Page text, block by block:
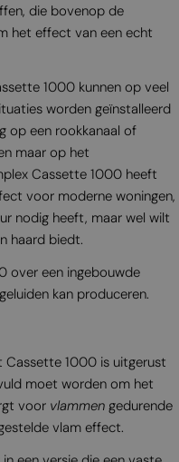
die bovenop de
het effect van een echt
1000 kunnen op veel
worden geïnstalleerd
op een rookkanaal of
maar op het
Cassette 1000 heeft
voor moderne woningen,
nodig heeft, maar wel wilt
haard biedt.
over een ingebouwde
kan produceren.
Cassette 1000 is uitgerust
moet worden om het
voor vlammengedurende
vlam effect.